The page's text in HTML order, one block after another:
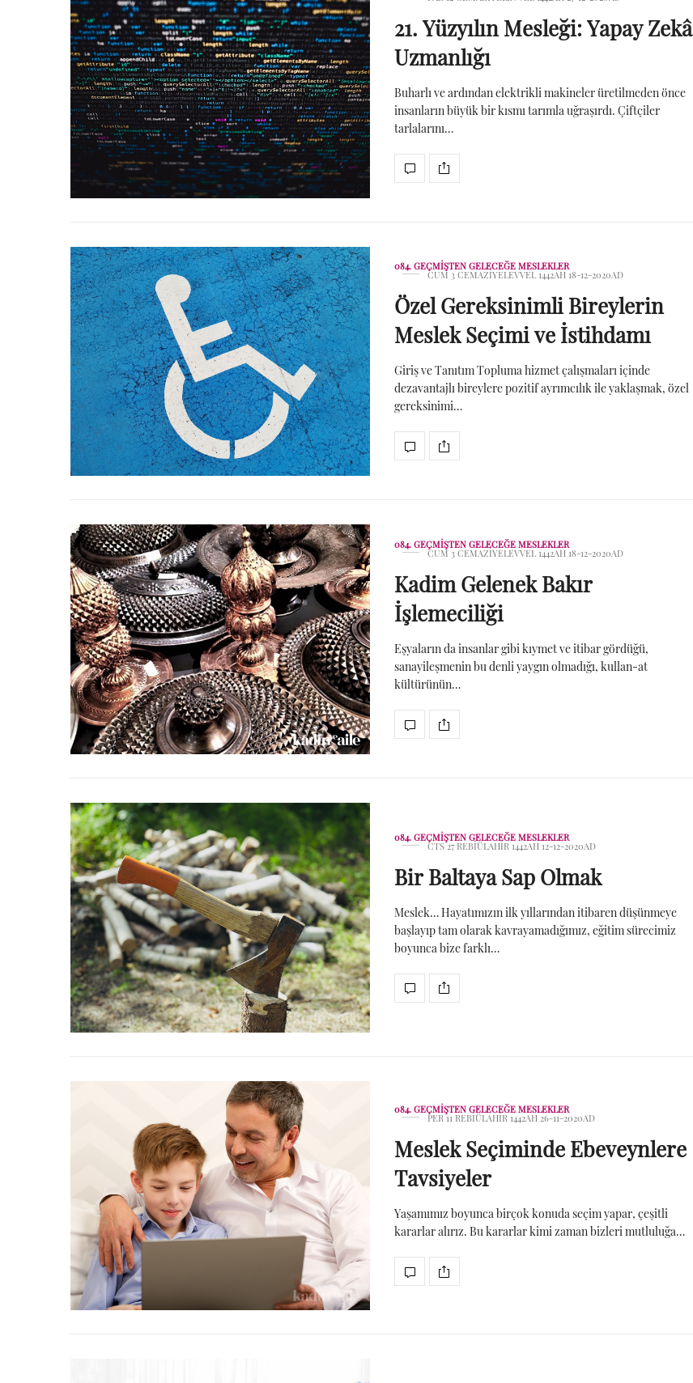
21. Yüzyılın Mesleği: Yapay Zekâ
Uzmanlığı
Buharlı ve ardından elektrikli makineler üretilmeden önce
insanların büyük bir kısmı tarımla uğraşırdı. Çiftçiler
tarlalarını…
084. GEÇMIŞTEN GELECEĞE MESLEKLER
CUM 3 CEMAZIYELEVVEL 1442AH 18-12-2020AD
Özel Gereksinimli Bireylerin
Meslek Seçimi ve İstihdamı
Giriş ve Tanıtım Topluma hizmet çalışmaları içinde
dezavantajlı bireylere pozitif ayrımcılık ile yaklaşmak, özel
gereksinimi…
084. GEÇMIŞTEN GELECEĞE MESLEKLER
CUM 3 CEMAZIYELEVVEL 1442AH 18-12-2020AD
Kadim Gelenek Bakır
İşlemeciliği
Eşyaların da insanlar gibi kıymet ve itibar gördüğü,
sanayileşmenin bu denli yaygın olmadığı, kullan-at
kültürünün…
084. GEÇMIŞTEN GELECEĞE MESLEKLER
CTS 27 REBIÜLAHIR 1442AH 12-12-2020AD
Bir Baltaya Sap Olmak
Meslek… Hayatımızın ilk yıllarından itibaren düşünmeye
başlayıp tam olarak kavrayamadığımız, eğitim sürecimiz
boyunca bize farklı…
084. GEÇMIŞTEN GELECEĞE MESLEKLER
PER 11 REBIÜLAHIR 1442AH 26-11-2020AD
Meslek Seçiminde Ebeveynlere
Tavsiyeler
Yaşamımız boyunca birçok konuda seçim yapar, çeşitli
kararlar alırız. Bu kararlar kimi zaman bizleri mutluluğa…